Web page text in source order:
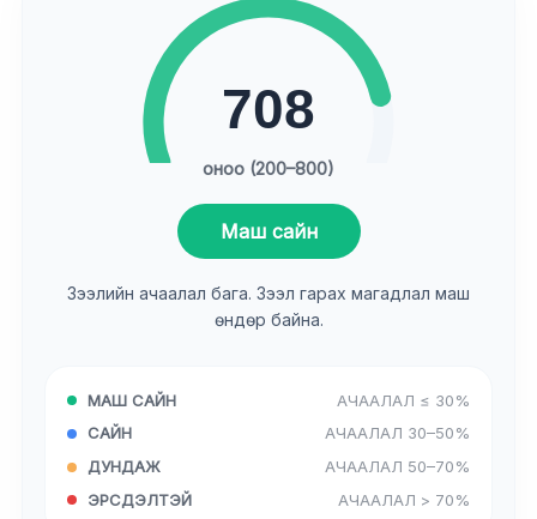
708
оноо (200–800)
Маш сайн
Зээлийн ачаалал бага. Зээл гарах магадлал маш
өндөр байна.
МАШ САЙН
АЧААЛАЛ ≤ 30%
САЙН
АЧААЛАЛ 30–50%
ДУНДАЖ
АЧААЛАЛ 50–70%
ЭРСДЭЛТЭЙ
АЧААЛАЛ > 70%